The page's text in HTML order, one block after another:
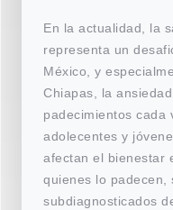
En la actualidad, la
representa un
México, y
Chiapas, la
padecimientos cada
adolecentes y
afectan el bienestar
quienes lo padecen,
subdiagnosticados